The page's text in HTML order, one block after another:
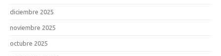
diciembre 2025
noviembre 2025
octubre 2025